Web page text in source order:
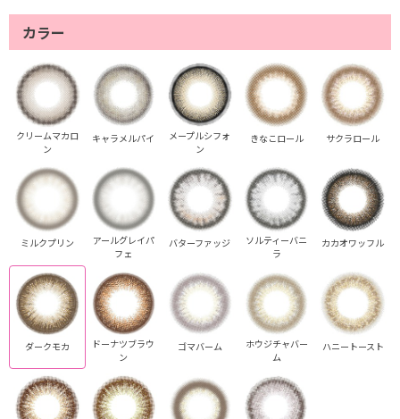
カラー
クリームマカロ
ン
キャラメルパイ
メープルシフォ
ン
きなこロール サクラロール
ミルクプリン
アールグレイパ
フェ
バターファッジ
ソルティーバニ
ラ
カカオワッフル
ダークモカ
ドーナツブラウ
ン
ゴマバーム
ホウジチャバー
ム
ハニートースト